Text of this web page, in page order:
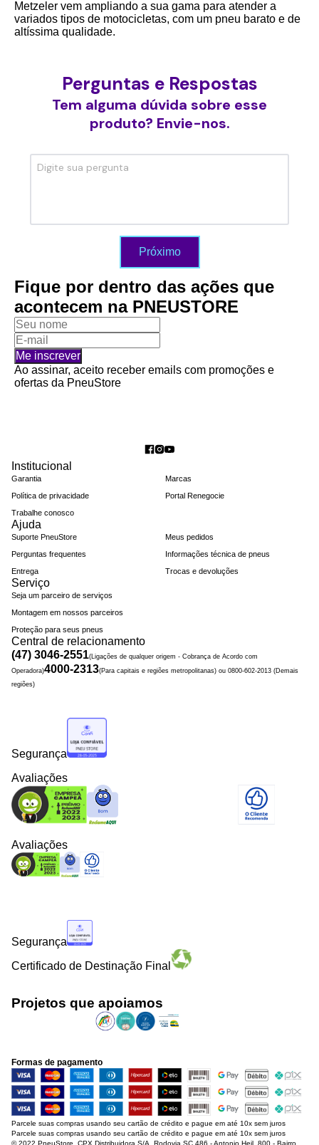
Metzeler vem ampliando a sua gama para atender a
variados tipos de motocicletas, com um pneu barato e de
altíssima qualidade.
Perguntas e Respostas
Tem alguma dúvida sobre esse
produto? Envie-nos.
Próximo
Fique por dentro das ações que
acontecem na PNEUSTORE
Me inscrever
Ao assinar, aceito receber emails com promoções e
ofertas da PneuStore
Institucional
Garantia
Política de privacidade
Trabalhe conosco
Marcas
Portal Renegocie
Ajuda
Suporte PneuStore
Perguntas frequentes
Entrega
Meus pedidos
Informações técnica de pneus
Trocas e devoluções
Serviço
Seja um parceiro de serviços
Montagem em nossos parceiros
Proteção para seus pneus
Central de relacionamento
(47) 3046-2551(Ligações de qualquer origem - Cobrança de Acordo com
Operadora)4000-2313(Para capitais e regiões metropolitanas) ou 0800-602-2013 (Demais
regiões)
Segurança
Avaliações
Avaliações
Segurança
Certificado de Destinação Final
Projetos que apoiamos
Formas de pagamento
Parcele suas compras usando seu cartão de crédito e pague em até 10x sem juros
Parcele suas compras usando seu cartão de crédito e pague em até 10x sem juros
© 2022 PneuStore. CPX Distribuidora S/A. Rodovia SC 486 - Antonio Heil, 800 - Bairro